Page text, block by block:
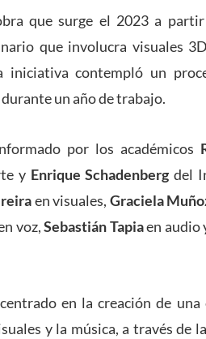
que surge el 2023 a
que involucra visuales
iniciativa contempló un
un año de trabajo.
por los académicos
y Enrique Schadenberg del
en visuales, Graciela
voz,Sebastián Tapiaen audio
en la creación de
y la música, a través de